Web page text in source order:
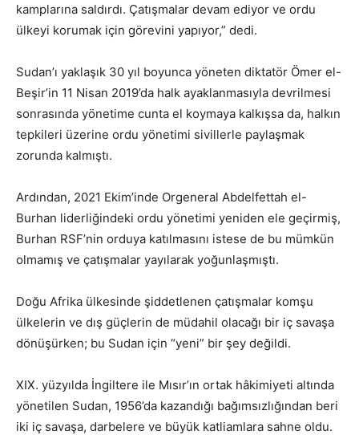
kamplarına saldırdı. Çatışmalar devam ediyor ve ordu
ülkeyi korumak için görevini yapıyor,” dedi.
Sudan’ı yaklaşık 30 yıl boyunca yöneten diktatör Ömer el-
Beşir’in 11 Nisan 2019’da halk ayaklanmasıyla devrilmesi
sonrasında yönetime cunta el koymaya kalkışsa da, halkın
tepkileri üzerine ordu yönetimi sivillerle paylaşmak
zorunda kalmıştı.
Ardından, 2021 Ekim’inde Orgeneral Abdelfettah el-
Burhan liderliğindeki ordu yönetimi yeniden ele geçirmiş,
Burhan RSF’nin orduya katılmasını istese de bu mümkün
olmamış ve çatışmalar yayılarak yoğunlaşmıştı.
Doğu Afrika ülkesinde şiddetlenen çatışmalar komşu
ülkelerin ve dış güçlerin de müdahil olacağı bir iç savaşa
dönüşürken; bu Sudan için “yeni” bir şey değildi.
XIX. yüzyılda İngiltere ile Mısır’ın ortak hâkimiyeti altında
yönetilen Sudan, 1956’da kazandığı bağımsızlığından beri
iki iç savaşa, darbelere ve büyük katliamlara sahne oldu.